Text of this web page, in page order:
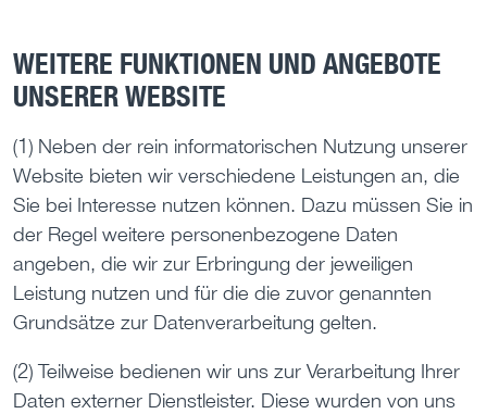
WEITERE FUNKTIONEN UND ANGEBOTE
UNSERER WEBSITE
(1) Neben der rein informatorischen Nutzung unserer
Website bieten wir verschiedene Leistungen an, die
Sie bei Interesse nutzen können. Dazu müssen Sie in
der Regel weitere personenbezogene Daten
angeben, die wir zur Erbringung der jeweiligen
Leistung nutzen und für die die zuvor genannten
Grundsätze zur Datenverarbeitung gelten.
(2) Teilweise bedienen wir uns zur Verarbeitung Ihrer
Daten externer Dienstleister. Diese wurden von uns